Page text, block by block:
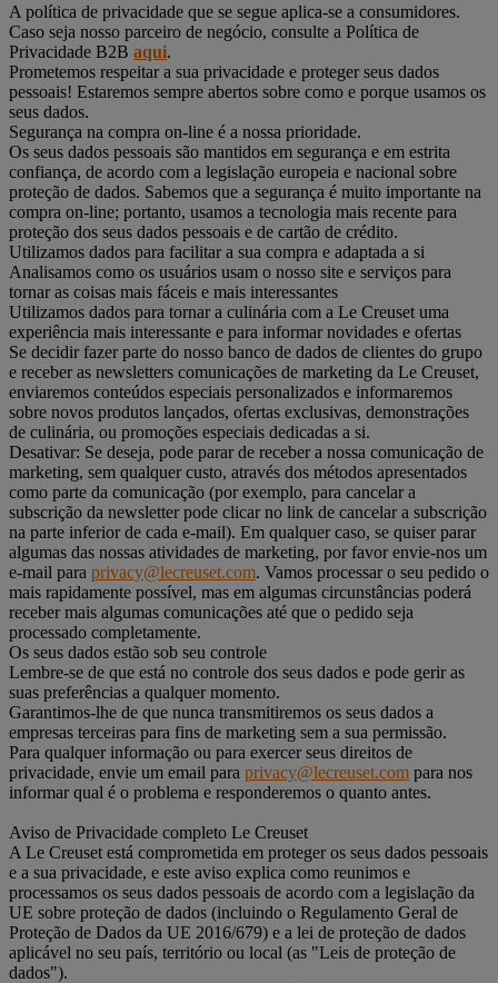
A política de privacidade que se segue aplica-se a consumidores.
Caso seja nosso parceiro de negócio, consulte a Política de
Privacidade B2B aqui.
Prometemos respeitar a sua privacidade e proteger seus dados
pessoais! Estaremos sempre abertos sobre como e porque usamos os
seus dados.
Segurança na compra on-line é a nossa prioridade.
Os seus dados pessoais são mantidos em segurança e em estrita
confiança, de acordo com a legislação europeia e nacional sobre
proteção de dados. Sabemos que a segurança é muito importante na
compra on-line; portanto, usamos a tecnologia mais recente para
proteção dos seus dados pessoais e de cartão de crédito.
Utilizamos dados para facilitar a sua compra e adaptada a si
Analisamos como os usuários usam o nosso site e serviços para
tornar as coisas mais fáceis e mais interessantes
Utilizamos dados para tornar a culinária com a Le Creuset uma
experiência mais interessante e para informar novidades e ofertas
Se decidir fazer parte do nosso banco de dados de clientes do grupo
e receber as newsletters comunicações de marketing da Le Creuset,
enviaremos conteúdos especiais personalizados e informaremos
sobre novos produtos lançados, ofertas exclusivas, demonstrações
de culinária, ou promoções especiais dedicadas a si.
Desativar: Se deseja, pode parar de receber a nossa comunicação de
marketing, sem qualquer custo, através dos métodos apresentados
como parte da comunicação (por exemplo, para cancelar a
subscrição da newsletter pode clicar no link de cancelar a subscrição
na parte inferior de cada e-mail). Em qualquer caso, se quiser parar
algumas das nossas atividades de marketing, por favor envie-nos um
e-mail para privacy@lecreuset.com. Vamos processar o seu pedido o
mais rapidamente possível, mas em algumas circunstâncias poderá
receber mais algumas comunicações até que o pedido seja
processado completamente.
Os seus dados estão sob seu controle
Lembre-se de que está no controle dos seus dados e pode gerir as
suas preferências a qualquer momento.
Garantimos-lhe de que nunca transmitiremos os seus dados a
empresas terceiras para fins de marketing sem a sua permissão.
Para qualquer informação ou para exercer seus direitos de
privacidade, envie um email para privacy@lecreuset.com para nos
informar qual é o problema e responderemos o quanto antes.
Aviso de Privacidade completo Le Creuset
A Le Creuset está comprometida em proteger os seus dados pessoais
e a sua privacidade, e este aviso explica como reunimos e
processamos os seus dados pessoais de acordo com a legislação da
UE sobre proteção de dados (incluindo o Regulamento Geral de
Proteção de Dados da UE 2016/679) e a lei de proteção de dados
aplicável no seu país, território ou local (as "Leis de proteção de
dados").